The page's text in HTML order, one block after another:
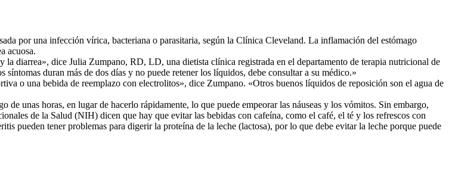
por una infección vírica, bacteriana o parasitaria, según la Clínica Cleveland. La inflamación del estómago
acuosa.
diarrea», dice Julia Zumpano, RD, LD, una dietista clínica registrada en el departamento de terapia nutricional de
duran más de dos días y no puede retener los líquidos, debe consultar a su médico.»
o una bebida de reemplazo con electrolitos», dice Zumpano. «Otros buenos líquidos de reposición son el agua de
unas horas, en lugar de hacerlo rápidamente, lo que puede empeorar las náuseas y los vómitos. Sin embargo,
de la Salud (NIH) dicen que hay que evitar las bebidas con cafeína, como el café, el té y los refrescos con
pueden tener problemas para digerir la proteína de la leche (lactosa), por lo que debe evitar la leche porque puede